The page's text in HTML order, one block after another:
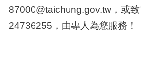
87000@taichung.gov.tw，或
24736255，由專人為您服務！